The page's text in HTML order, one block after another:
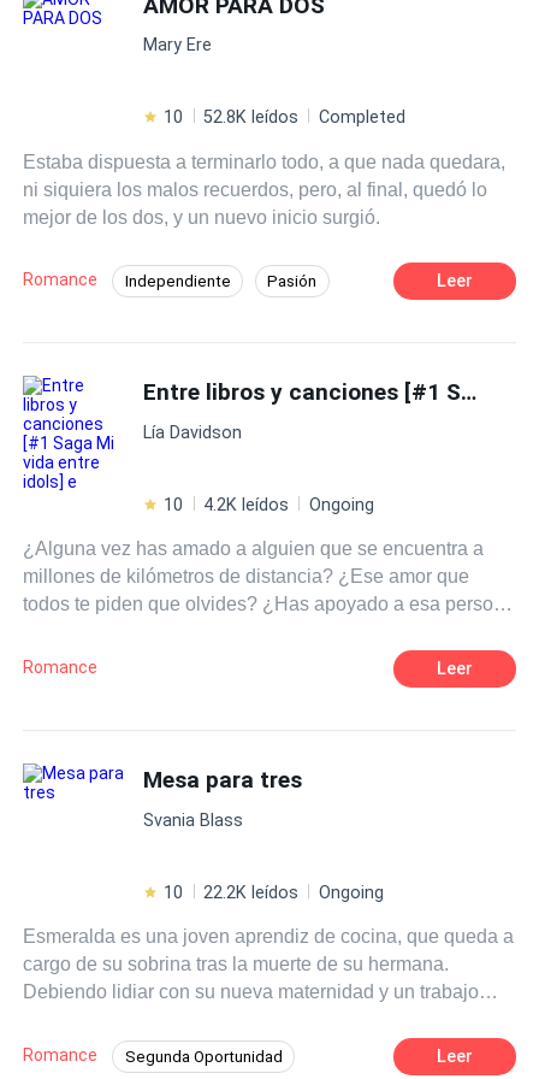
Pero la línea que separa su amor falso de una tensión
real y vertiginosa comienza a difuminarse. Un contacto
susurrados en la oscuridad... Ninguna de estas cosas
para ellos en este momento no es que se descubra su
mentira; sino la horrible y inequívoca verdad: están
enamorándose de la única persona a quien les dijeron
el odio. Un amor construido sobre secretos.
Matrimonio por Contrato De Odio al Amor
Relación RetorcidaMary Ere
10 52.8K leídos Completed
Estaba dispuesta a terminarlo todo, a que nada quedara,
ni siquiera los malos recuerdos, pero, al final, quedó lo
mejor de los dos, y un nuevo inicio surgió.
Romance Independiente Pasión
Acción
Leer
Entre libros y canciones [#1 Saga Mi vida entre idols] e
Lía Davidson
10 4.2K leídos Ongoing
¿Alguna vez has amado a alguien que se encuentra a
millones de kilómetros de distancia? ¿Ese amor que
todos te piden que olvides? ¿Has apoyado a esa persona
a alguien imposible? Pues te diré algo, esa es la rutina
mejor renunciar a todo.
Romance Leer
Mesa para tres
Svania Blass
10 22.2K leídos Ongoing
Esmeralda es una joven aprendiz de cocina, que queda a
cargo de su sobrina tras la muerte de su hermana.
Debiendo lidiar con su nueva maternidad y un trabajo
a Héctor, CEO de una prestigiosa cadena hotelera que,
Romance Segunda Oportunidad Leer